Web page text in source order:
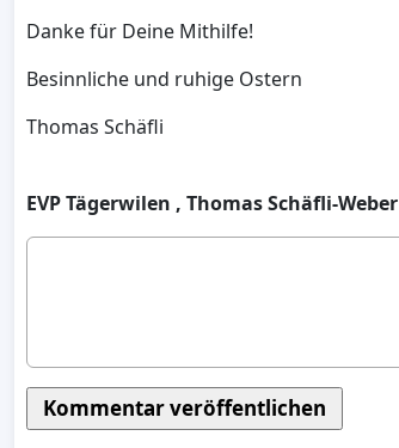
Danke für Deine Mithilfe!
Besinnliche und ruhige Ostern
Thomas Schäfli
EVP Tägerwilen , Thomas Schäfli-Weber